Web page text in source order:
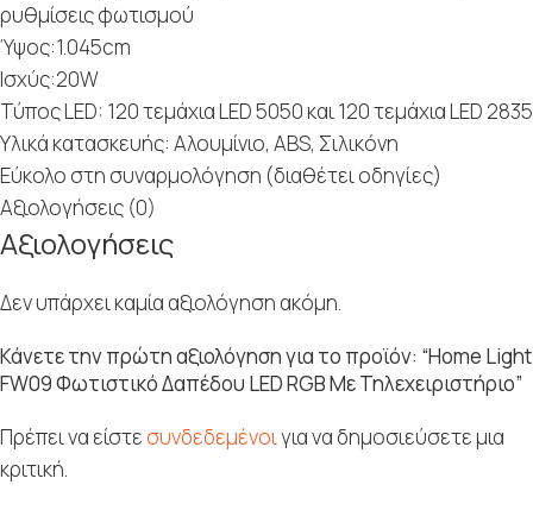
ρυθμίσεις φωτισμού
Ύψος:1.045cm
Ισχύς:20W
Τύπος LED: 120 τεμάχια LED 5050 και 120 τεμάχια LED 2835
Υλικά κατασκευής: Αλουμίνιο, ABS, Σιλικόνη
Εύκολο στη συναρμολόγηση (διαθέτει οδηγίες)
Αξιολογήσεις (0)
Αξιολογήσεις
Δεν υπάρχει καμία αξιολόγηση ακόμη.
Κάνετε την πρώτη αξιολόγηση για το προϊόν: “Home Light
FW09 Φωτιστικό Δαπέδου LED RGB Με Τηλεχειριστήριο”
Πρέπει να είστε συνδεδεμένοιγια να δημοσιεύσετε μια
κριτική.